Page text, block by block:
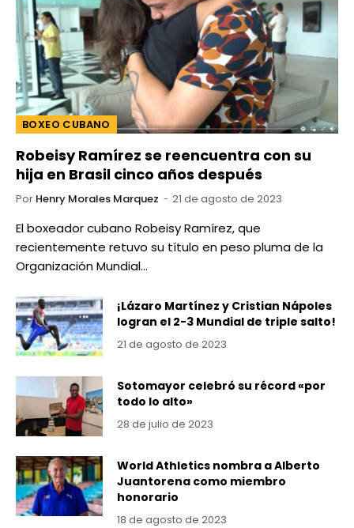
BOXEO CUBANO
Robeisy Ramírez se reencuentra con su
hija en Brasil cinco años después
Por Henry Morales Marquez 21 de agosto de 2023
El boxeador cubano Robeisy Ramírez, que
recientemente retuvo su título en peso pluma de la
Organización Mundial…
¡Lázaro Martínez y Cristian Nápoles
logran el 2-3 Mundial de triple salto!
21 de agosto de 2023
Sotomayor celebró su récord «por
todo lo alto»
28 de julio de 2023
World Athletics nombra a Alberto
Juantorena como miembro
honorario
18 de agosto de 2023